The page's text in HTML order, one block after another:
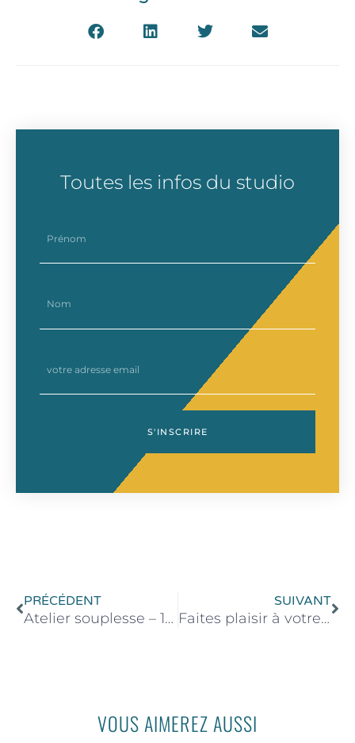
Toutes les infos du studio
S'INSCRIRE
PRÉCÉDENT
Atelier souplesse – 18 juin 2022 de 17h00 à 19h00
SUIVANT
Faites plaisir à votre maman pour la fête des mères ! Découvrez notre sélection cadeaux
VOUS AIMEREZ AUSSI